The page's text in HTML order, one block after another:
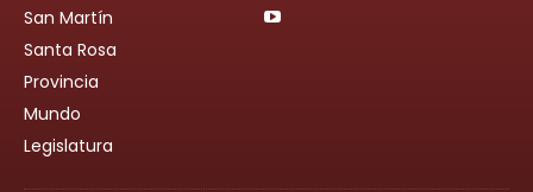
San Martín
Santa Rosa
Provincia
Mundo
Legislatura